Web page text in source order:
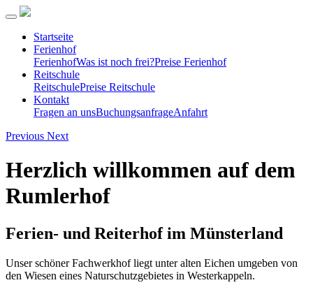
Startseite
Ferienhof
FerienhofWas ist noch frei?Preise Ferienhof
Reitschule
ReitschulePreise Reitschule
Kontakt
Fragen an unsBuchungsanfrageAnfahrt
Previous Next
Herzlich willkommen auf dem
Rumlerhof
Ferien- und Reiterhof im Münsterland
Unser schöner Fachwerkhof liegt unter alten Eichen umgeben von
den Wiesen eines Naturschutzgebietes in Westerkappeln.